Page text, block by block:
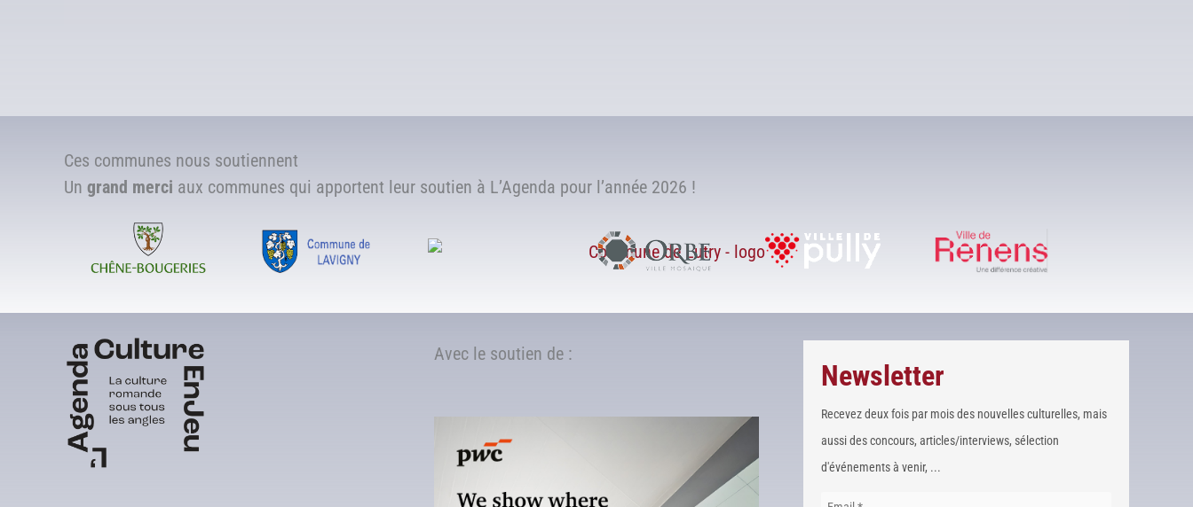
Ces communes nous soutiennent
Un grand merci aux communes qui apportent leur soutien à L’Agenda pour l’année 2026 !
Avec le soutien de :
Newsletter
Recevez deux fois par mois des nouvelles culturelles, mais
aussi des concours, articles/interviews, sélection
d'événements à venir, ...